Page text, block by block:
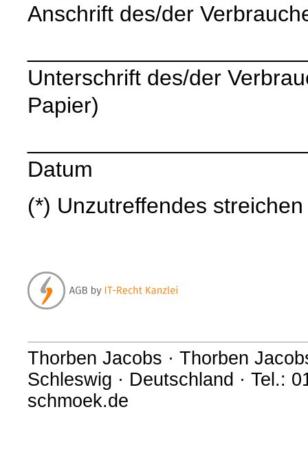
Anschrift des/der
Unterschrift des/der
Papier)
Datum
(*) Unzutreffendes streichen
Thorben Jacobs · Thorben
Schleswig · Deutschland · Tel.:
schmoek.de